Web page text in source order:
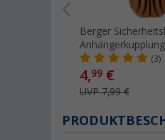
Berger
(3)
4,99 €
UVP 7,99 €